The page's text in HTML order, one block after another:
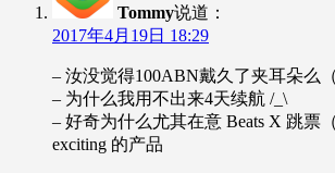
Tommy说道：
2017年4月19日 18:29
– 汝没觉得100ABN戴久了夹耳朵么
– 为什么我用不出来4天续航 /_\
– 好奇为什么尤其在意 Beats X 跳票
exciting 的产品